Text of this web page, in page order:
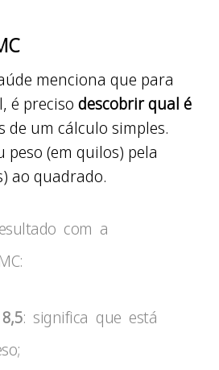
menciona que para
é precisodescobrir qual é
de um cálculo simples.
peso (em quilos) pela
ao quadrado.
com a
: significa que está